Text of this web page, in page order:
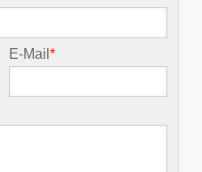
E-Mail*